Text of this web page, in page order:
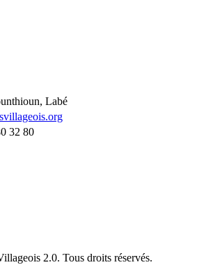
Labé
32 80
2.0. Tous droits réservés.